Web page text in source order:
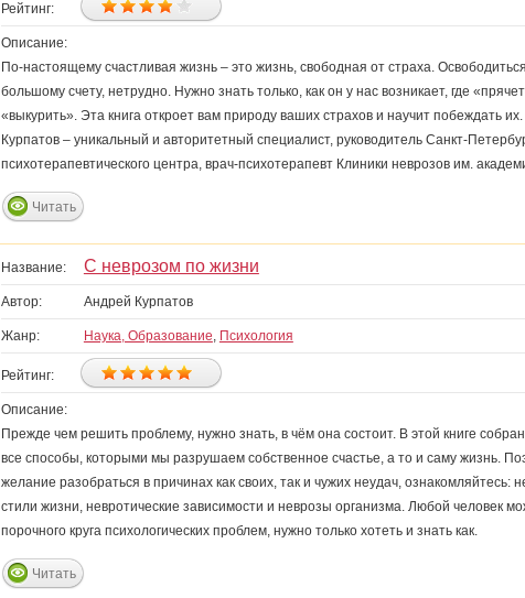
Рейтинг:
Описание:
По-настоящему счастливая жизнь – это жизнь, свободная от страха.
большому счету, нетрудно. Нужно знать только, как он у нас возникает, где
«выкурить». Эта книга откроет вам природу ваших страхов и научит побеждать
Курпатов – уникальный и авторитетный специалист, руководитель Санкт-
психотерапевтического центра, врач-психотерапевт Клиники неврозов им.
Читать
Название: С неврозом по жизни
Автор: Андрей Курпатов
Жанр: Наука, Образование, Психология
Рейтинг:
Описание:
Прежде чем решить проблему, нужно знать, в чём она состоит. В этой книге
все способы, которыми мы разрушаем собственное счастье, а то и саму жизнь.
желание разобраться в причинах как своих, так и чужих неудач, ознакомляйтесь:
стили жизни, невротические зависимости и неврозы организма. Любой человек
порочного круга психологических проблем, нужно только хотеть и знать как.
Читать